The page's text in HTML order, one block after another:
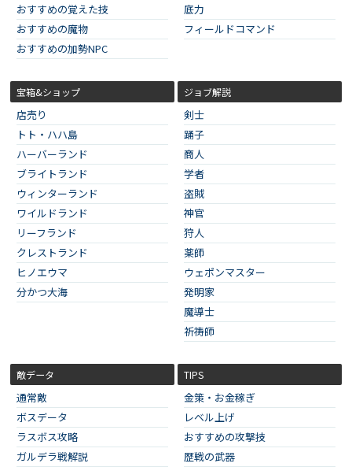
おすすめの覚えた技
おすすめの魔物
おすすめの加勢NPC
底力
フィールドコマンド
宝箱&ショップ
店売り
トト・ハハ島
ハーバーランド
ブライトランド
ウィンターランド
ワイルドランド
リーフランド
クレストランド
ヒノエウマ
分かつ大海
ジョブ解説
剣士
踊子
商人
学者
盗賊
神官
狩人
薬師
ウェポンマスター
発明家
魔導士
祈祷師
敵データ
通常敵
ボスデータ
ラスボス攻略
ガルデラ戦解説
TIPS
金策・お金稼ぎ
レベル上げ
おすすめの攻撃技
歴戦の武器